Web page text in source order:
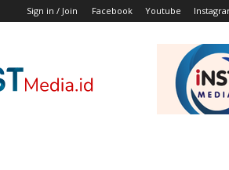
Sign in / Join Facebook Youtube